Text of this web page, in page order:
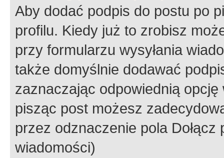
Aby dodać podpis do postu po
profilu. Kiedy już to zrobisz
przy formularzu wysyłania
także domyślnie dodawać
zaznaczając odpowiednią
pisząc post możesz
przez odznaczenie pola
wiadomości)